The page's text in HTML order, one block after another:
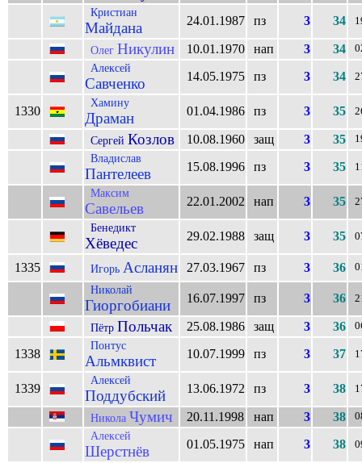
Кристиан
Майдана 24.01.1987 пз 3 34
Олег Никулин 10.01.1970 нап 3 34
Алексей
Савченко 14.05.1975 пз 3 34
1330
Хамину
Драман 01.04.1986 пз 3 35
Сергей Козлов 10.08.1960 защ 3 35
Владислав
Пантелеев 15.08.1996 пз 3 35
Максим
Савельев 22.01.2002 нап 3 35
Бенедикт
Хёведес 29.02.1988 защ 3 35
1335 Игорь Асланян 27.03.1967 пз 3 36
Николай
Гиоргобиани 16.07.1997 пз 3 36
Пётр Польчак 25.08.1986 защ 3 36
1338
Понтус
Альмквист 10.07.1999 пз 3 37
1339
Алексей
Поддубский 13.06.1972 пз 3 38
Никола Чумич 20.11.1998 нап 3 38
Алексей
Шерстнёв 01.05.1975 нап 3 38